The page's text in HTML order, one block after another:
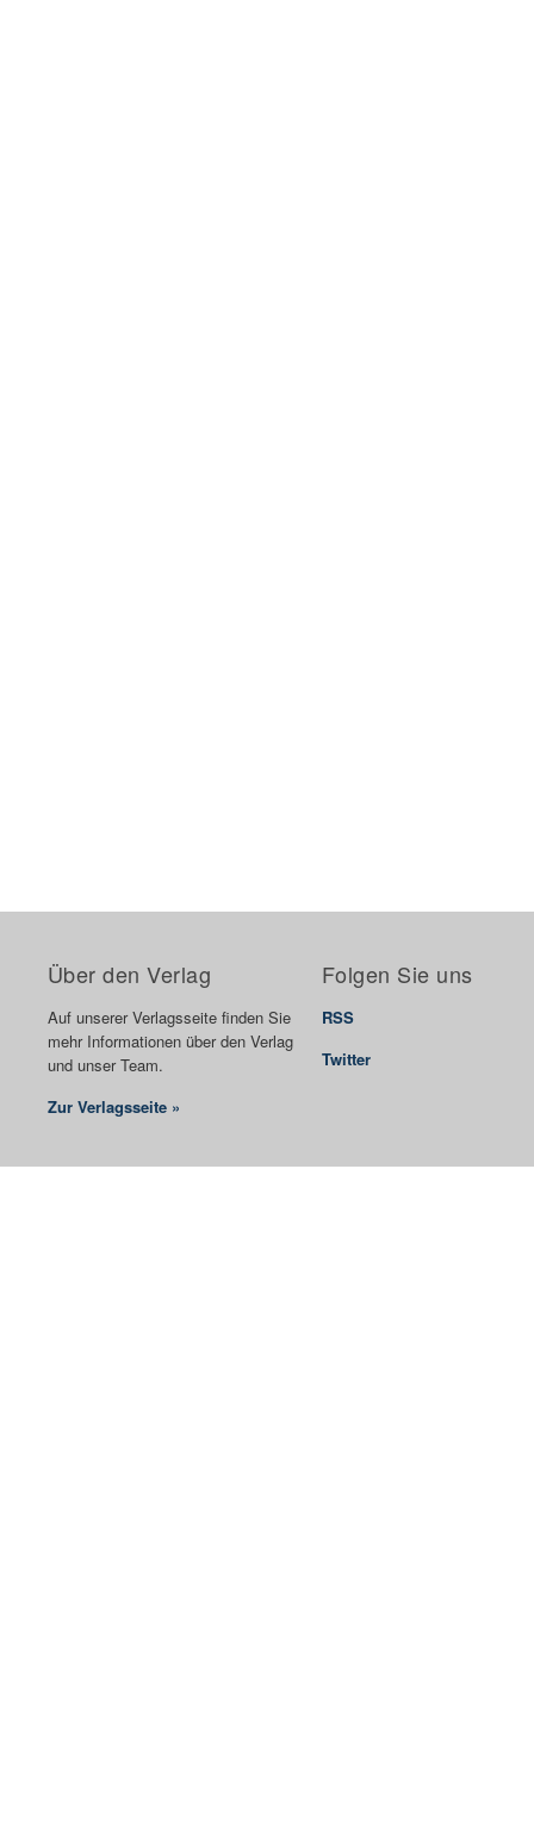
Über den Verlag
Auf unserer Verlagsseite finden Sie
mehr Informationen über den Verlag
und unser Team.
Zur Verlagsseite »
Folgen Sie uns
RSS
Twitter